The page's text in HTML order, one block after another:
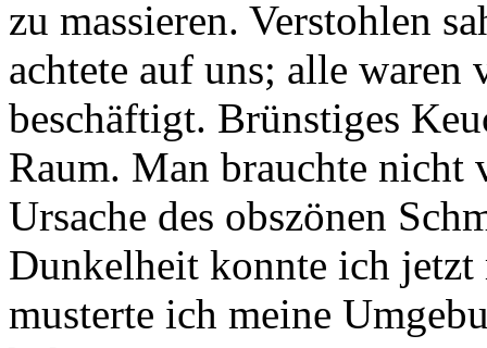
zu massieren. Verstohlen
achtete auf uns; alle
beschäftigt. Brünstiges
Raum. Man brauchte nicht
Ursache des obszönen
Dunkelheit konnte ich
musterte ich meine